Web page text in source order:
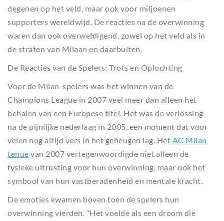
degenen op het veld, maar ook voor miljoenen
supporters wereldwijd. De reacties na de overwinning
waren dan ook overweldigend, zowel op het veld als in
de straten van Milaan en daarbuiten.
De Reacties van de Spelers: Trots en Opluchting
Voor de Milan-spelers was het winnen van de
Champions League in 2007 veel meer dan alleen het
behalen van een Europese titel. Het was de verlossing
na de pijnlijke nederlaag in 2005, een moment dat voor
velen nog altijd vers in het geheugen lag. Het AC Milan
tenue van 2007 vertegenwoordigde niet alleen de
fysieke uitrusting voor hun overwinning, maar ook het
symbool van hun vastberadenheid en mentale kracht.
De emoties kwamen boven toen de spelers hun
overwinning vierden. “Het voelde als een droom die